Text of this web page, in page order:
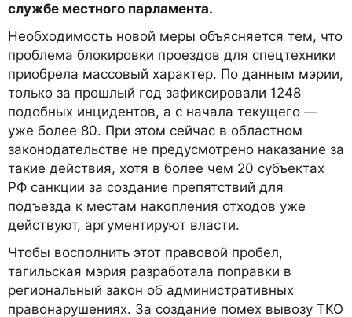
службе местного парламента.
Необходимость новой меры объясняется тем, что
проблема блокировки проездов для спецтехники
приобрела массовый характер. По данным мэрии,
только за прошлый год зафиксировали 1248
подобных инцидентов, а с начала текущего —
уже более 80. При этом сейчас в областном
законодательстве не предусмотрено наказание за
такие действия, хотя в более чем 20 субъектах
РФ санкции за создание препятствий для
подъезда к местам накопления отходов уже
действуют, аргументируют власти.
Чтобы восполнить этот правовой пробел,
тагильская мэрия разработала поправки в
региональный закон об административных
правонарушениях. За создание помех вывозу ТКО